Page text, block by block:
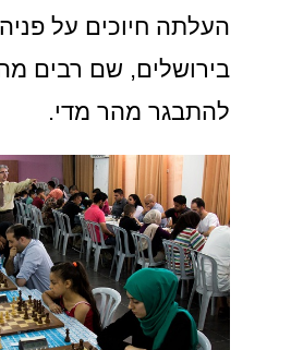
העלתה חיוכים על
בירושלים, שם רבים
להתבגר מהר מדי.